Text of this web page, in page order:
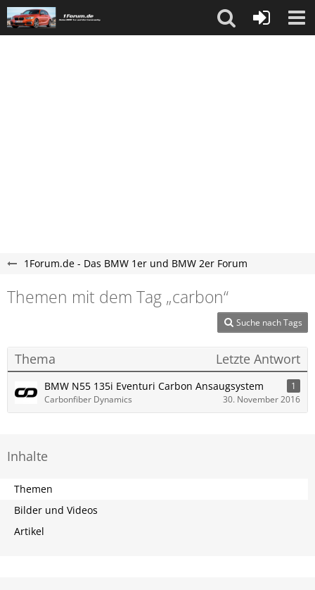
1Forum.de - Das BMW 1er und BMW 2er Forum
Themen mit dem Tag „carbon“
Suche nach Tags
Thema Letzte Antwort
BMW N55 135i Eventuri Carbon Ansaugsystem
1
Carbonfiber Dynamics
30. November 2016
Inhalte
Themen
Bilder und Videos
Artikel